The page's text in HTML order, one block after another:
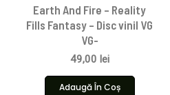
Earth And Fire – Reality
Fills Fantasy – Disc vinil VG
VG-
49,00 lei
Adaugă În Coș